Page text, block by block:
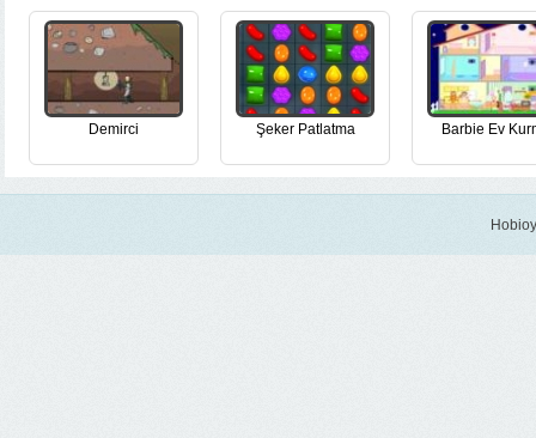
Demirci Şeker Patlatma Barbie Ev